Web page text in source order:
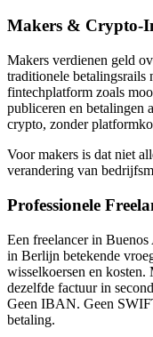
Makers & Crypto-
Makers verdienen geld
traditionele betalingsrails
fintechplatform zoals
publiceren en betalingen
crypto, zonder
Voor makers is dat niet
verandering van
Professionele
Een freelancer in Buenos
in Berlijn betekende
wisselkoersen en
dezelfde factuur in
Geen IBAN. Geen
betaling.